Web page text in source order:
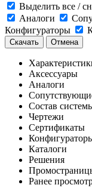
Выделить все /
Аналоги
Конфигураторы
Скачать Отмена
Аксессуары
Аналоги
Состав
Чертежи
Сертификаты
Каталоги
Решения
Ранее